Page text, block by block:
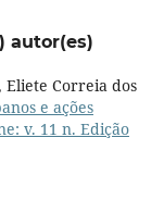
autor(es)
Eliete Correia dos
e ações
v. 11 n. Edição